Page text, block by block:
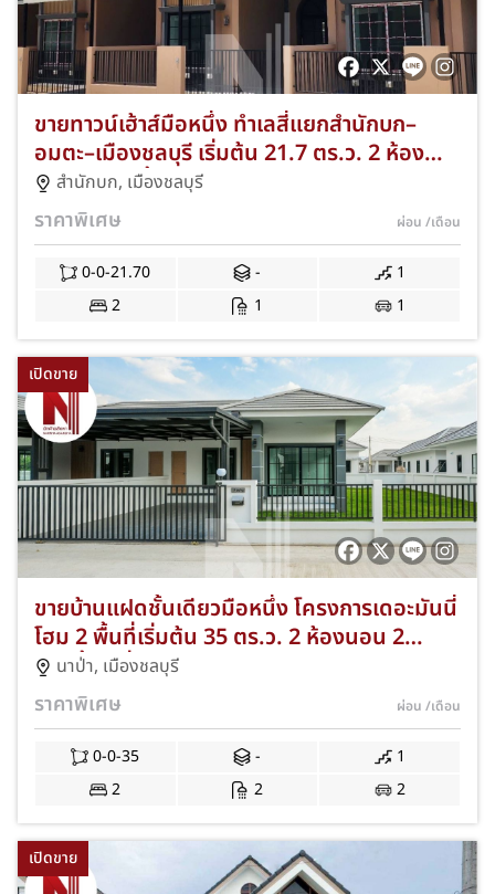
ขายทาวน์เฮ้าส์มือหนึ่ง ทำเลสี่แยกสำนักบก–
อมตะ–เมืองชลบุรี เริ่มต้น 21.7 ตร.ว. 2 ห้อง
นอน 1 ห้องน้ำ ของแถมครบ พร้อมอยู่ JS-265
สำนักบก, เมืองชลบุรี
ราคาพิเศษ ผ่อน /เดือน
0-0-21.70 -
1
2
1 1
เปิดขาย
ขายบ้านแฝดชั้นเดียวมือหนึ่ง โครงการเดอะมันนี่
โฮม 2 พื้นที่เริ่มต้น 35 ตร.ว. 2 ห้องนอน 2
ห้องน้ำ 2 ที่จอดรถ ทำเลนาป่า–ท้องคุ้ง เมือง
ชลบุรี ฟรีของแถมจัดเต็มกว่า 15 รายการ JS-039
นาป่า, เมืองชลบุรี
ราคาพิเศษ ผ่อน /เดือน
0-0-35 -
1
2
2 2
เปิดขาย